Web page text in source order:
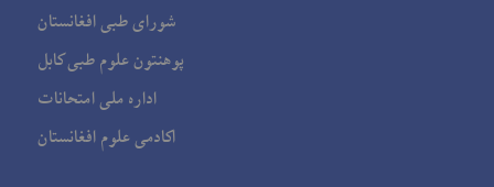
شورای طبی افغانستان
پوهنتون علوم طبی کابل
اداره ملی امتحانات
اکادمی علوم افغانستان